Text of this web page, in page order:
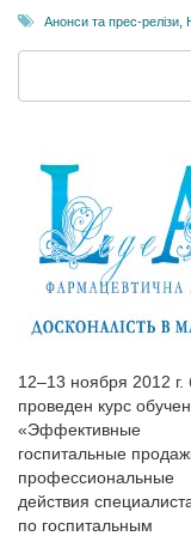
Анонси та прес-релізи
12–13 ноября 2012 г.
проведен курс
«Эффективные
госпитальные
профессиональные
действия
по госпитальным